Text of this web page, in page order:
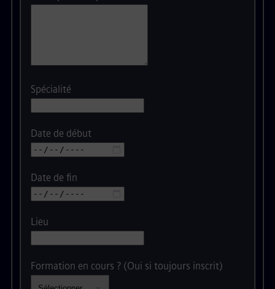
Spécialité
Date de début
Date de fin
Lieu
Formation en cours ? (Oui si toujours inscrit)